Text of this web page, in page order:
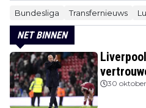
Bundesliga Transfernieuws
NET BINNEN
kans'
30